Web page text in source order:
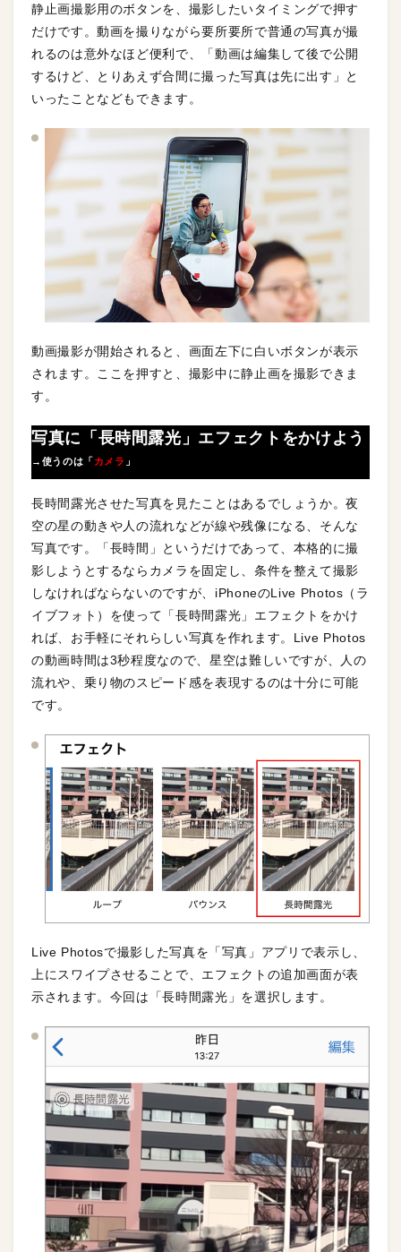
静止画撮影用のボタンを、撮影したいタイミングで押す
だけです。動画を撮りながら要所要所で普通の写真が撮
れるのは意外なほど便利で、「動画は編集して後で公開
するけど、とりあえず合間に撮った写真は先に出す」と
いったことなどもできます。
動画撮影が開始されると、画面左下に白いボタンが表示
されます。ここを押すと、撮影中に静止画を撮影できま
す。
写真に「長時間露光」エフェクトをかけよう
→使うのは「 カメラ 」
長時間露光させた写真を見たことはあるでしょうか。夜
空の星の動きや人の流れなどが線や残像になる、そんな
写真です。「長時間」というだけであって、本格的に撮
影しようとするならカメラを固定し、条件を整えて撮影
しなければならないのですが、iPhoneのLive Photos（ラ
イブフォト）を使って「長時間露光」エフェクトをかけ
れば、お手軽にそれらしい写真を作れます。Live Photos
の動画時間は3秒程度なので、星空は難しいですが、人の
流れや、乗り物のスピード感を表現するのは十分に可能
です。
Live Photosで撮影した写真を「写真」アプリで表示し、
上にスワイプさせることで、エフェクトの追加画面が表
示されます。今回は「長時間露光」を選択します。